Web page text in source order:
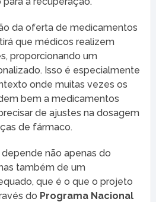
da oferta de medicamentos
que médicos realizem
proporcionando um
Isso é especialmente
onde muitas vezes os
bem a medicamentos
de ajustes na dosagem
de fármaco.
não apenas do
também de um
que é o que o projeto
do Programa Nacional